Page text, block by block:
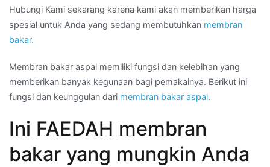
Hubungi Kami sekarang karena kami akan memberikan harga
spesial untuk Anda yang sedang membutuhkan membran
bakar.
Membran bakar aspal memiliki fungsi dan kelebihan yang
memberikan banyak kegunaan bagi pemakainya. Berikut ini
fungsi dan keunggulan dari membran bakar aspal.
Ini FAEDAH membran
bakar yang mungkin Anda